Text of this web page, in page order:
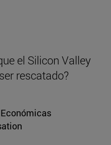
el Silicon Valley
rescatado?